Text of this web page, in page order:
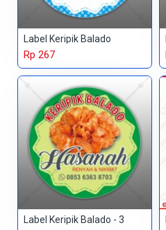
Label Keripik Balado
Rp 267
Label Keripik Balado - 3